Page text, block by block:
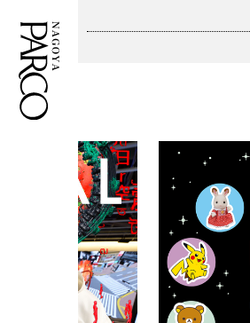
施設案内・アクセス
イベント・ポップアップ
ニュース
レストラン・カフェ
繁体字
簡体字
한국어
ภาษาไทย